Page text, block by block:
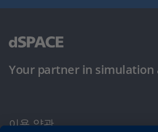
Your partner in simulation
이용 약관